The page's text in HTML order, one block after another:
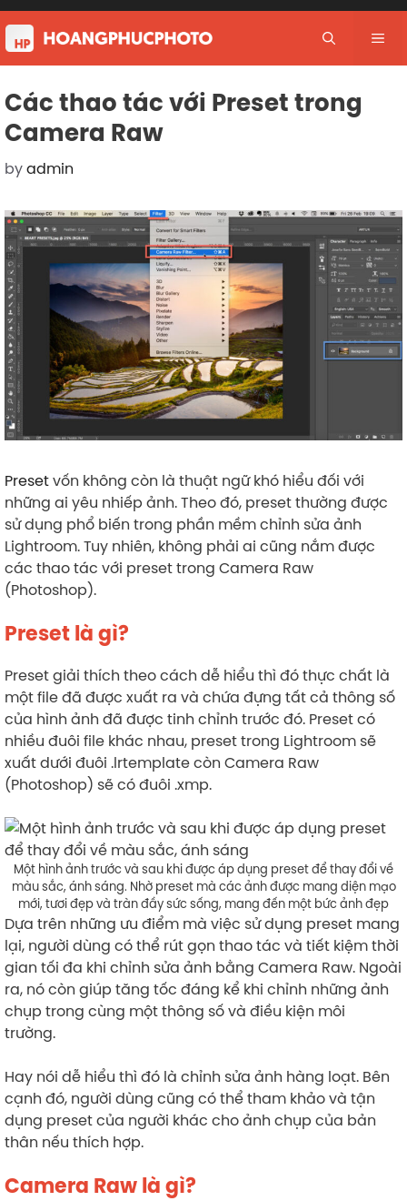
Skip
to
content
Các thao tác với Preset trong
Camera Raw
byadmin
Presetvốn không còn là thuật ngữ khó hiểu đối với
những ai yêu nhiếp ảnh. Theo đó, preset thường được
sử dụng phổ biến trong phần mềm chỉnh sửa ảnh
Lightroom. Tuy nhiên, không phải ai cũng nắm được
các thao tác với preset trong Camera Raw
(Photoshop).
Preset là gì?
Preset giải thích theo cách dễ hiểu thì đó thực chất là
một file đã được xuất ra và chứa đựng tất cả thông số
của hình ảnh đã được tinh chỉnh trước đó. Preset có
nhiều đuôi file khác nhau, preset trong Lightroom sẽ
xuất dưới đuôi .lrtemplate còn Camera Raw
(Photoshop) sẽ có đuôi .xmp.
Một hình ảnh trước và sau khi được áp dụng preset để thay đổi về
màu sắc, ánh sáng. Nhờ preset mà các ảnh được mang diện mạo
mới, tươi đẹp và tràn đầy sức sống, mang đến một bức ảnh đẹp
Dựa trên những ưu điểm mà việc sử dụng preset mang
lại, người dùng có thể rút gọn thao tác và tiết kiệm thời
gian tối đa khi chỉnh sửa ảnh bằng Camera Raw. Ngoài
ra, nó còn giúp tăng tốc đáng kể khi chỉnh những ảnh
chụp trong cùng một thông số và điều kiện môi
trường.
Hay nói dễ hiểu thì đó là chỉnh sửa ảnh hàng loạt. Bên
cạnh đó, người dùng cũng có thể tham khảo và tận
dụng preset của người khác cho ảnh chụp của bản
thân nếu thích hợp.
Camera Raw là gì?